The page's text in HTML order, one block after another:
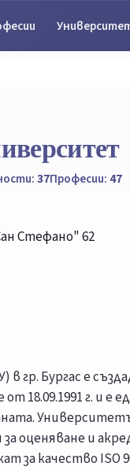
37Професии: 47
Стефано" 62
гр. Бургас е
18.09.1991 г. и е
оценяване и
за качество ISO